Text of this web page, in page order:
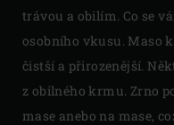
trávou a obilím. Co se
osobního vkusu. Maso
čistší a přirozenější.
z obilného krmu. Zrno
mase anebo na mase,